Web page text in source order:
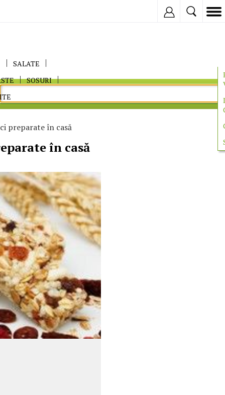
SALATE
SOSURI
preparate în casă
în casă